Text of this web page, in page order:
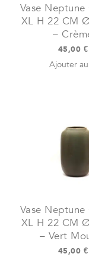
Vase Neptune
XL H 22 CM
–
45,00 €
Ajouter
Vase Neptune
XL H 22 CM
– Vert
45,00 €